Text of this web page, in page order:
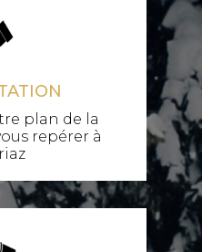
plan de la
repérer à